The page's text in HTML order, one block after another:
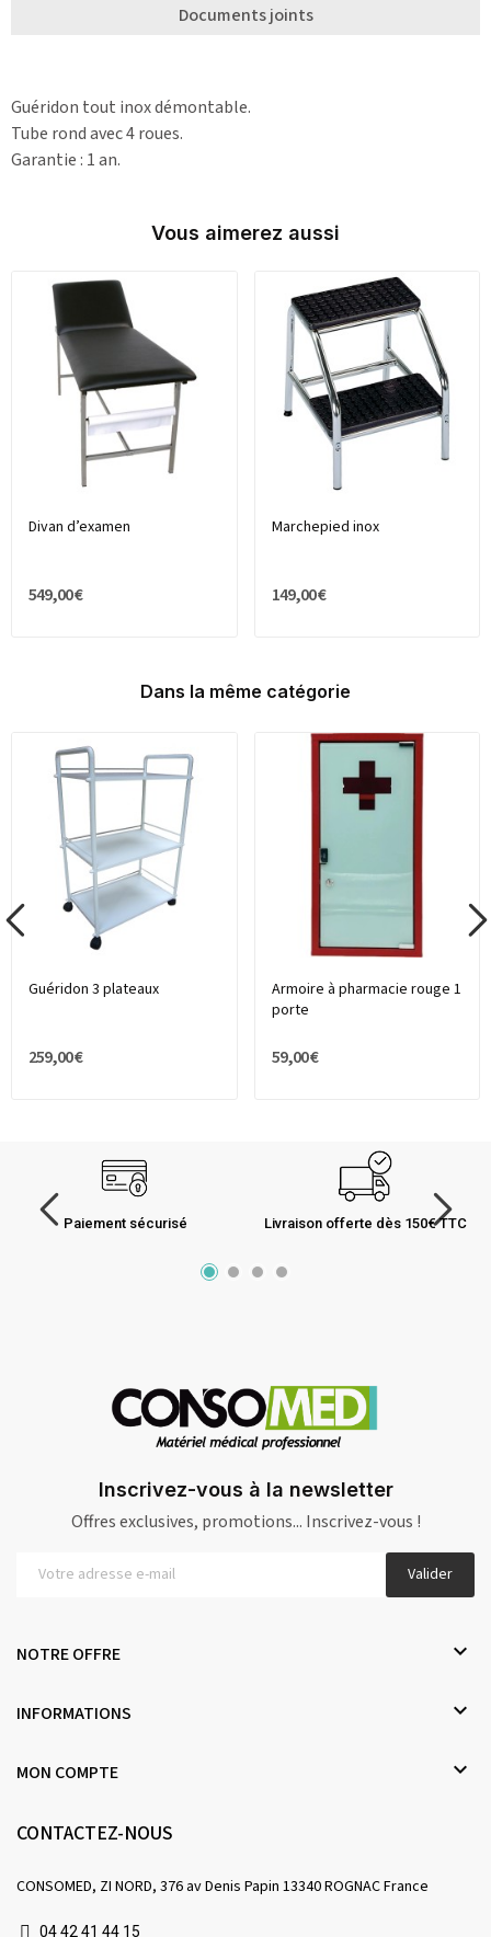
Documents joints
Guéridon tout inox démontable.
Tube rond avec 4 roues.
Garantie : 1 an.
Vous aimerez aussi
Divan d’examen
549,00 €
Marchepied inox
149,00 €
Dans la même catégorie
Guéridon 3 plateaux
259,00 €
Armoire à pharmacie rouge 1
porte
59,00 €
Paiement sécurisé Livraison offerte dès 150€ TTC
Inscrivez-vous à la newsletter
Offres exclusives, promotions... Inscrivez-vous !
Valider
NOTRE OFFRE 
INFORMATIONS 
MON COMPTE 
CONTACTEZ-NOUS
CONSOMED, ZI NORD, 376 av Denis Papin 13340 ROGNAC France
04 42 41 44 15